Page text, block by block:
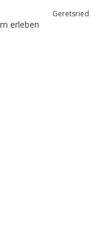
Geretsried
erleben